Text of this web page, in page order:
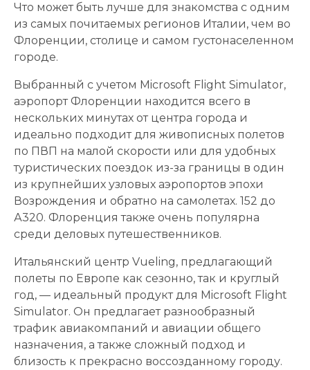
Что может быть лучше для знакомства с одним
из самых почитаемых регионов Италии, чем во
Флоренции, столице и самом густонаселенном
городе.
Выбранный с учетом Microsoft Flight Simulator,
аэропорт Флоренции находится всего в
нескольких минутах от центра города и
идеально подходит для живописных полетов
по ПВП на малой скорости или для удобных
туристических поездок из-за границы в один
из крупнейших узловых аэропортов эпохи
Возрождения и обратно на самолетах. 152 до
А320. Флоренция также очень популярна
среди деловых путешественников.
Итальянский центр Vueling, предлагающий
полеты по Европе как сезонно, так и круглый
год, — идеальный продукт для Microsoft Flight
Simulator. Он предлагает разнообразный
трафик авиакомпаний и авиации общего
назначения, а также сложный подход и
близость к прекрасно воссозданному городу.